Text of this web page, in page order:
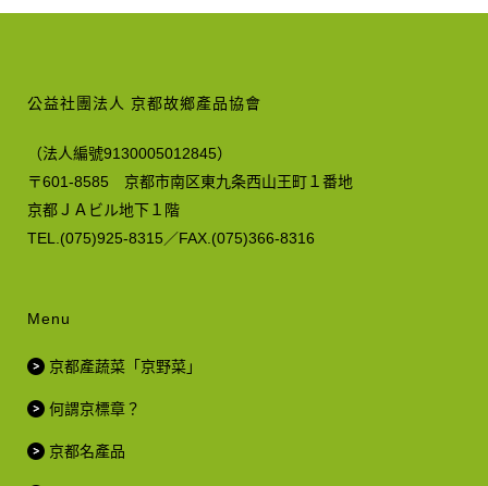
公益社團法人 京都故鄉產品協會
（法人編號9130005012845）
〒601-8585 京都市南区東九条西山王町１番地
京都ＪＡビル地下１階
TEL.(075)925-8315／FAX.(075)366-8316
Menu
京都產蔬菜「京野菜」
何謂京標章？
京都名產品